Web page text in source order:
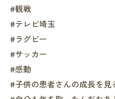
#観戦
#テレビ埼玉
#ラグビー
#サッカー
#感動
#子供の患者さんの成長を見